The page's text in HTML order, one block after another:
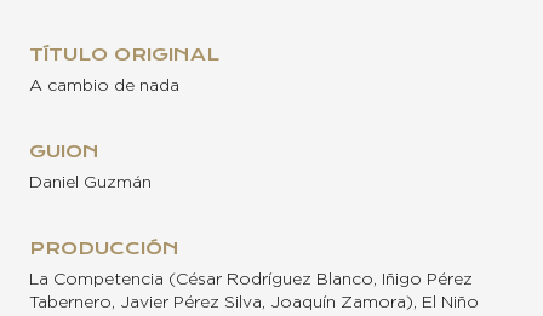
TÍTULO ORIGINAL
A cambio de nada
GUION
Daniel Guzmán
PRODUCCIÓN
La Competencia (César Rodríguez Blanco, Iñigo Pérez
Tabernero, Javier Pérez Silva, Joaquín Zamora), El Niño